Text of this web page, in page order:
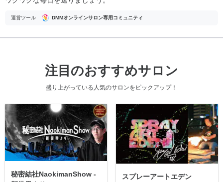
運営ツール DMMオンラインサロン専用コミュニティ
注目のおすすめサロン
盛り上がっている人気のサロンをピックアップ！
秘密結社NaokimanShow -
スプレーアートエデン